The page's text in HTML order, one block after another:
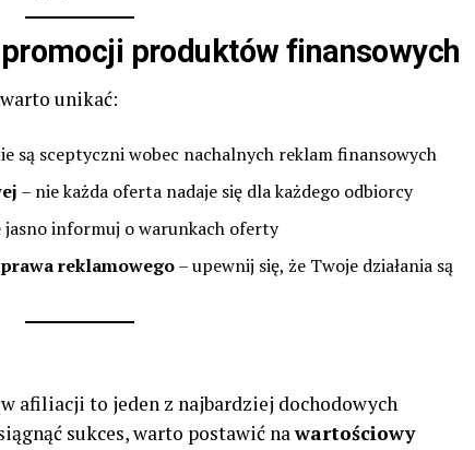
produktów finansowych
unikać:
są sceptyczni wobec nachalnych reklam finansowych
– nie każda oferta nadaje się dla każdego odbiorcy
jasno informuj o warunkach oferty
reklamowego– upewnij się, że Twoje działania są
afiliacji to jeden z najbardziej dochodowych
sukces, warto postawić nawartościowy